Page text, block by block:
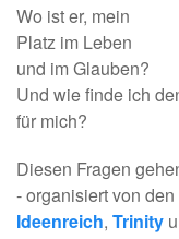
Wo ist er, mein
Platz im Leben
und im Glauben?
Und wie finde ich
für mich?
Diesen Fragen
- organisiert von
Ideenreich, Trinity